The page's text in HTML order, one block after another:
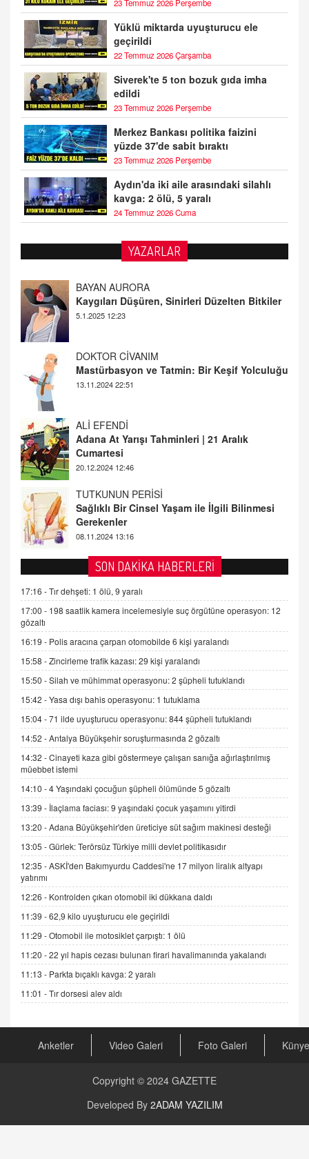
23 Temmuz 2026 Perşembe
Yüklü miktarda uyuşturucu ele
geçirildi
22 Temmuz 2026 Çarşamba
Siverek'te 5 ton bozuk gıda imha
edildi
23 Temmuz 2026 Perşembe
Merkez Bankası politika faizini
yüzde 37'de sabit bıraktı
23 Temmuz 2026 Perşembe
Aydın'da iki aile arasındaki silahlı
kavga: 2 ölü, 5 yaralı
24 Temmuz 2026 Cuma
YAZARLAR
DOKTOR CİVANIM
Mastürbasyon ve Tatmin: Bir Keşif Yolculuğu
13.11.2024 22:51
ALİ EFENDİ
Adana At Yarışı Tahminleri | 21 Aralık
Cumartesi
TUTKUNUN PERİSİ
Sağlıklı Bir Cinsel Yaşam ile İlgili Bilinmesi
Gerekenler
08.11.2024 13:16
FARUK ÖNALAN
Tezkere Onaylanmasaydı…
2 Kasım 2021 Salı 00:11
AV. DOĞAN CAN DOĞAN
Kişisel verilerin korunması ve dijital hukukun
gelişimi
15.09.2025 16:17
SEHER EREK
Kış Ayları Geldi, Hangi Önlemler Alınmalı?
9.12.2025 10:11
İNCİ GÜL AKÖL
Trump Keşke Adana'yı da Ziyaret Etse...
06.07.2026 13:00
ADEM AKÖL
Esed Destekçilerinin Yüzüne Vurulan Şamar:
Sednaya
11.12.2024 12:30
DR. EKREM ASLAN
Gerçek Ne, Algı Ne? "Beraber Yürüyoruz"
Cümlesinin Peşinden
GÖNÜL MENEKŞE
Şifacının Yolu
04.11.2025 12:56
AV. RÜMEYSA ÖZKALE
Kira Uyuşmazlıklarında Dava Açmadan Önce
Arabulucuya Başvuru Şartı
CAN UĞURATEŞ
Değişen yapısıyla Suriye
16.12.2024 14:16
GÜNLÜK BURÇ YORUMU
Günlük Burç Yorumu | 22 Kasım 2024: Koç,
SON DAKİKA HABERLERİ
17:16 -Tır dehşeti: 1 ölü, 9 yaralı
17:00 - 198 saatlik kamera incelemesiyle suç örgütüne operasyon: 12
gözaltı
16:19 - Polis aracına çarpan otomobilde 6 kişi yaralandı
15:58 -Zincirleme trafik kazası: 29 kişi yaralandı
15:50 -Silah ve mühimmat operasyonu: 2 şüpheli tutuklandı
15:42 -Yasa dışı bahis operasyonu: 1 tutuklama
15:04 -71 ilde uyuşturucu operasyonu: 844 şüpheli tutuklandı
14:52 -Antalya Büyükşehir soruşturmasında 2 gözaltı
14:32 -Cinayeti kaza gibi göstermeye çalışan sanığa ağırlaştırılmış
müebbet istemi
14:10 -4 Yaşındaki çocuğun şüpheli ölümünde 5 gözaltı
13:39 - İlaçlama faciası: 9 yaşındaki çocuk yaşamını yitirdi
13:20 -Adana Büyükşehir'den üreticiye süt sağım makinesi desteği
13:05 -Gürlek: Terörsüz Türkiye milli devlet politikasıdır
12:35 -ASKİ'den Bakımyurdu Caddesi'ne 17 milyon liralık altyapı
yatırımı
12:26 - Kontrolden çıkan otomobil iki dükkana daldı
11:39 -62,9 kilo uyuşturucu ele geçirildi
11:29 -Otomobil ile motosiklet çarpıştı: 1 ölü
11:20 -22 yıl hapis cezası bulunan firari havalimanında yakalandı
11:13 - Parkta bıçaklı kavga: 2 yaralı
11:01 -Tır dorsesi alev aldı
Anketler Video Galeri Foto Galeri Künye
Copyright © 2024 GAZETTE
Developed By 2ADAM YAZILIM